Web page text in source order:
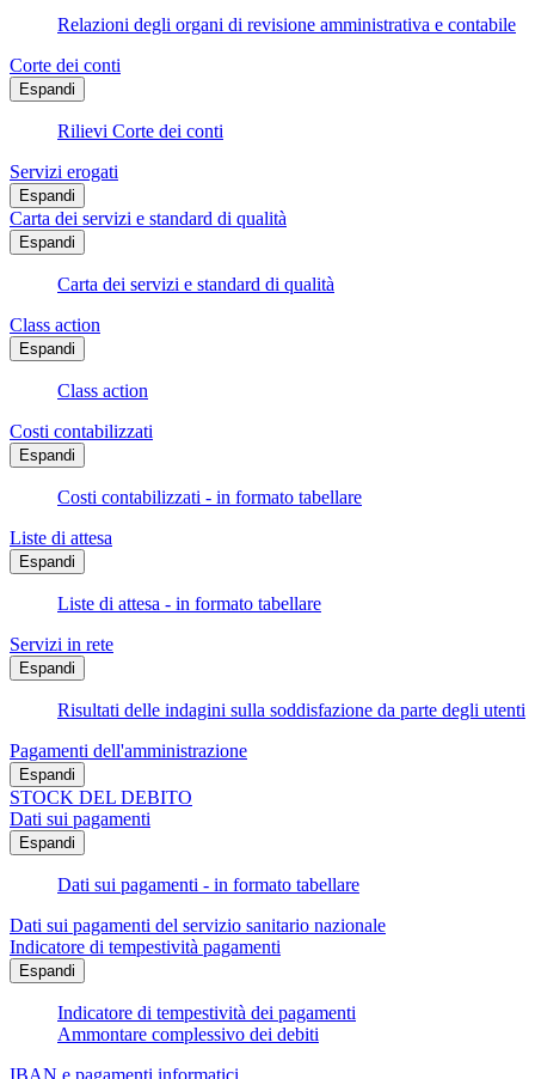
Relazioni degli organi di revisione amministrativa e contabile
Corte dei conti
Espandi
Rilievi Corte dei conti
Servizi erogati
Espandi
Carta dei servizi e standard di qualità
Espandi
Carta dei servizi e standard di qualità
Class action
Espandi
Class action
Costi contabilizzati
Espandi
Costi contabilizzati - in formato tabellare
Liste di attesa
Espandi
Liste di attesa - in formato tabellare
Servizi in rete
Espandi
Risultati delle indagini sulla soddisfazione da parte degli utenti
Pagamenti dell'amministrazione
Espandi
STOCK DEL DEBITO
Dati sui pagamenti
Espandi
Dati sui pagamenti - in formato tabellare
Dati sui pagamenti del servizio sanitario nazionale
Indicatore di tempestività pagamenti
Espandi
Indicatore di tempestività dei pagamenti
Ammontare complessivo dei debiti
IBAN e pagamenti informatici